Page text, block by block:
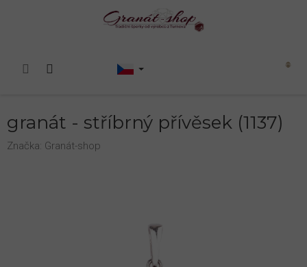
Nákupní
granát - stříbrný přívěsek (1137)
Značka: Granát-shop